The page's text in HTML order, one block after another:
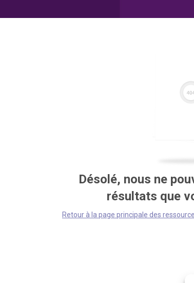
Désolé, nous ne
résultats que
Retour à la page principale des